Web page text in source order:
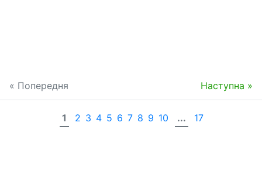
« Попередня Наступна »
1 2 3 4 5 6 7 8 9 10 ... 17